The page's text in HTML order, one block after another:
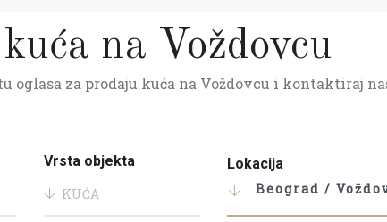
na Voždovcu
oglasa za prodaju kuća na Voždovcu i kontaktiraj
Vrsta objekta
KUĆA
Lokacija
Beograd /